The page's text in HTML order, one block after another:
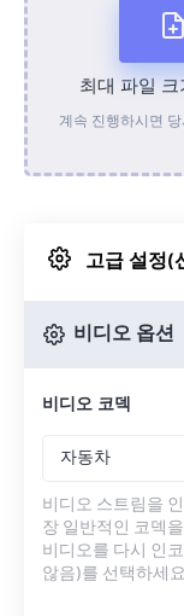
최대 파일 크
계속 진행하시면 당
고급 설정(
비디오 옵션
비디오 코덱
자동차
비디오 스트림을
장 일반적인 코덱
비디오를 다시 인
않음)를 선택하세